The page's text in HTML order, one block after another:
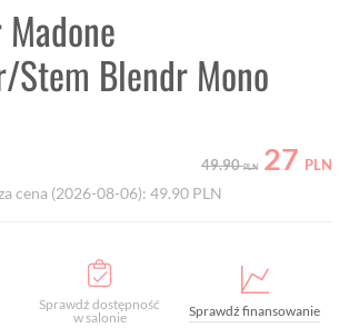
Stem Blendr Mono
49.90PLN 27 PLN
cena (2026-08-06): 49.90 PLN
Sprawdź dostępność
w salonie
Sprawdź finansowanie